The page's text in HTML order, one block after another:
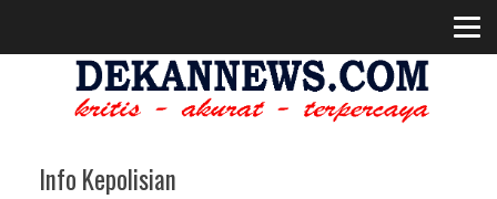
Info Kepolisian